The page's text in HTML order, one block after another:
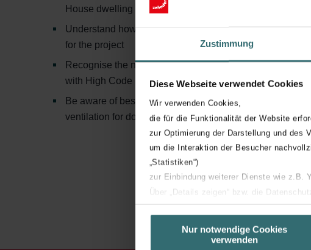
Zustimmung
Diese Webseite verwendet Cookies
Wir verwenden Cookies,
die für die Funktionalität der Website
zur Optimierung der Darstellung und des
um die Interaktion der Besucher
„Statistiken“)
zur Einbindung weiterer Dienste wie z.B.
Über „Details zeigen“ bzw. die
unserer Website verwenden, um Ihnen
basierend auf Ihren Interessen zur
Nur notwendige Cookies
verwenden
House dwelling
Understand how to identify the correct heat recovery
for the project
Recognise the necessary features to achieve compliance
with High Code Levels or Passive House standards
Be aware of best practice when specifying heat recovery
ventilation for domestic properties